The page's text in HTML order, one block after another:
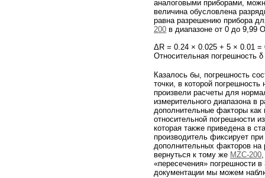
аналоговыми приборами,
величина обусловлена
равна разрешению прибора
200 в диапазоне от 0 до
ΔR = 0.24 × 0.025 + 5 × 0.01
Относительная погрешность
Казалось бы, погрешность
точки, в которой
произвели расчеты для
измерительного диапазона в
дополнительные факторы как
относительной погрешности
которая также приведена в
производитель фиксирует
дополнительных факторов на
вернуться к тому же MZC-200
«пересечения» погрешности
документации мы можем